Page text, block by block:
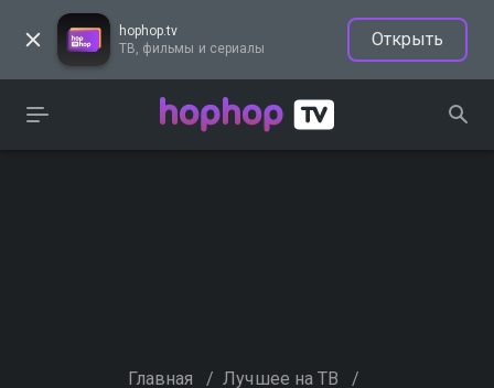
hophop.tv
ТВ, фильмы и сериалы
Открыть
Главная / Лучшее на ТВ /